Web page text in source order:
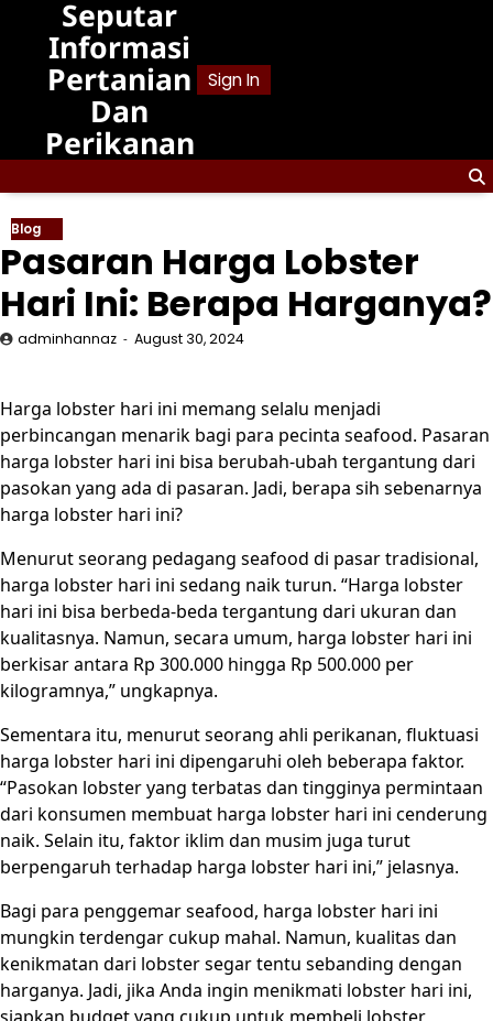
content
Seputar
Informasi
Pertanian
Dan
Perikanan
Sign In
Blog
Pasaran Harga Lobster
Hari Ini: Berapa Harganya?
adminhannaz August 30, 2024
Harga lobster hari ini memang selalu menjadi
perbincangan menarik bagi para pecinta seafood. Pasaran
harga lobster hari ini bisa berubah-ubah tergantung dari
pasokan yang ada di pasaran. Jadi, berapa sih sebenarnya
harga lobster hari ini?
Menurut seorang pedagang seafood di pasar tradisional,
harga lobster hari ini sedang naik turun. “Harga lobster
hari ini bisa berbeda-beda tergantung dari ukuran dan
kualitasnya. Namun, secara umum, harga lobster hari ini
berkisar antara Rp 300.000 hingga Rp 500.000 per
kilogramnya,” ungkapnya.
Sementara itu, menurut seorang ahli perikanan, fluktuasi
harga lobster hari ini dipengaruhi oleh beberapa faktor.
“Pasokan lobster yang terbatas dan tingginya permintaan
dari konsumen membuat harga lobster hari ini cenderung
naik. Selain itu, faktor iklim dan musim juga turut
berpengaruh terhadap harga lobster hari ini,” jelasnya.
Bagi para penggemar seafood, harga lobster hari ini
mungkin terdengar cukup mahal. Namun, kualitas dan
kenikmatan dari lobster segar tentu sebanding dengan
harganya. Jadi, jika Anda ingin menikmati lobster hari ini,